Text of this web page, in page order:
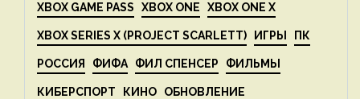
XBOX GAME PASS XBOX ONE XBOX ONE X
XBOX SERIES X (PROJECT SCARLETT) ИГРЫ ПК
РОССИЯ ФИФА ФИЛ СПЕНСЕР ФИЛЬМЫ
КИБЕРСПОРТ КИНО ОБНОВЛЕНИЕ